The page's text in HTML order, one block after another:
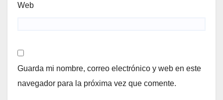
Web
Guarda mi nombre, correo electrónico y web en este
navegador para la próxima vez que comente.